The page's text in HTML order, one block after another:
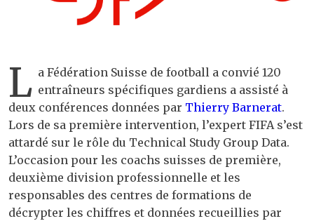
L a Fédération Suisse de football a convié 120
entraîneurs spécifiques gardiens a assisté à
deux conférences données par Thierry Barnerat.
Lors de sa première intervention, l’expert FIFA s’est
attardé sur le rôle du Technical Study Group Data.
L’occasion pour les coachs suisses de première,
deuxième division professionnelle et les
responsables des centres de formations de
décrypter les chiffres et données recueillies par